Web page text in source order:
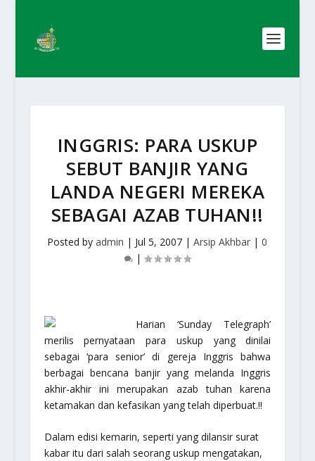
INGGRIS: PARA USKUP
SEBUT BANJIR YANG
LANDA NEGERI MEREKA
SEBAGAI AZAB TUHAN!!
Posted byadmin | Jul 5, 2007 |Arsip Akhbar |0
|
Harian ‘Sunday Telegraph’
merilis pernyataan para uskup yang dinilai
sebagai ‘para senior’ di gereja Inggris bahwa
berbagai bencana banjir yang melanda Inggris
akhir-akhir ini merupakan azab tuhan karena
ketamakan dan kefasikan yang telah diperbuat.!!
Dalam edisi kemarin, seperti yang dilansir surat
kabar itu dari salah seorang uskup mengatakan,